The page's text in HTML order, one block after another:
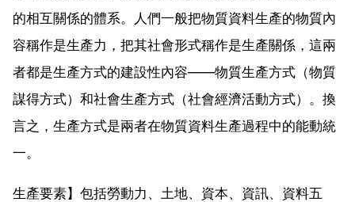
的相互關係的體系。人們一般把物質資料生產的物質內
容稱作是生產力，把其社會形式稱作是生產關係，這兩
者都是生產方式的建設性內容——物質生產方式（物質
謀得方式）和社會生產方式（社會經濟活動方式）。換
言之，生產方式是兩者在物質資料生產過程中的能動統
一。
生產要素】包括勞動力、土地、資本、資訊、資料五